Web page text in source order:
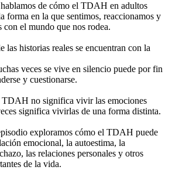
de cómo el TDAH en adultos
forma en la que sentimos, reaccionamos y
con el mundo que nos rodea.
las historias reales se encuentran con la
veces se vive en silencio puede por fin
y cuestionarse.
no significa vivir las emociones
significa vivirlas de una forma distinta.
exploramos cómo el TDAH puede
emocional, la autoestima, la
las relaciones personales y otros
de la vida.